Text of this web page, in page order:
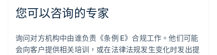
您可以咨询的专家
询问对方机构中由谁负责《条例 E》合规工作。他们可能
会向客户提供相关培训，或在法律法规发生变化时发出提